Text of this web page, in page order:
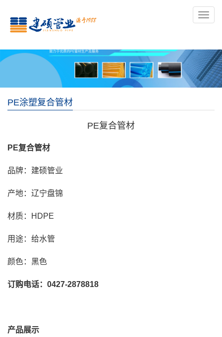
导
PE涂塑复合管材
PE复合管材
PE复合管材
品牌：建硕管业
产地：辽宁盘锦
材质：HDPE
用途：给水管
颜色：黑色
订购电话：0427-2878818
产品展示